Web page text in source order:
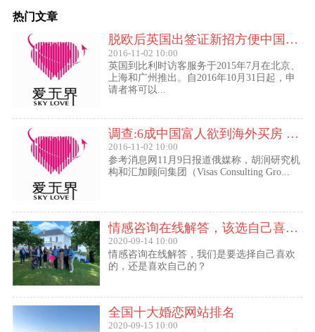
热门文章
脱欧后英国出签证新招方便中国访客进入欧盟
2016-11-02 10:00
英国到比利时访客服务于2015年7月在北京、
上海和广州推出。自2016年10月31日起，申
请者将可以...
调查:6成中国富人欲到海外买房 最想移民去美国
2016-11-02 10:00
参考消息网11月9日报道俄媒称，胡润研究机
构和汇加顾问集团（Visas Consulting Gro...
情感咨询在线解答，该选自己喜欢的,还是喜欢自己的？
2020-09-14 10:00
情感咨询在线解答，我们是要选择自己喜欢
的，还是喜欢自己的？
全国十大婚恋网站排名
2020-09-15 10:00